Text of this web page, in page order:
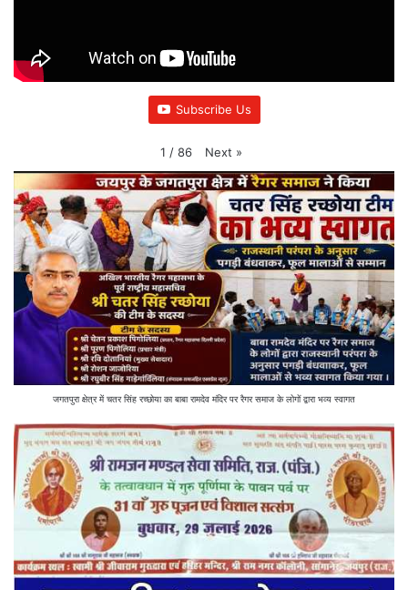
Subscribe Us
1 / 86 Next »
जगतपुरा क्षेत्र में चतर सिंह रच्छोया का बाबा रामदेव मंदिर पर रैगर समाज के लोगों द्वारा भव्य स्वागत